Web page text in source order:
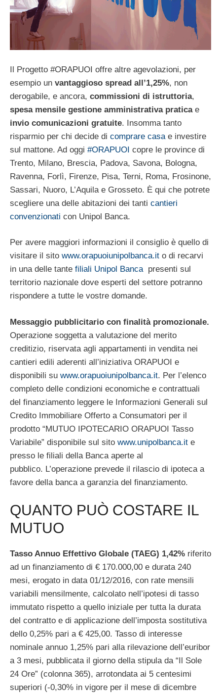
Il Progetto #ORAPUOI offre altre agevolazioni, per
esempio un vantaggioso spread all’1,25%, non
derogabile, e ancora, commissioni di istruttoria,
spesa mensile gestione amministrativa praticae
invio comunicazioni gratuite. Insomma tanto
risparmio per chi decide di comprare casa e investire
sul mattone. Ad oggi #ORAPUOI copre le province di
Trento, Milano, Brescia, Padova, Savona, Bologna,
Ravenna, Forlì, Firenze, Pisa, Terni, Roma, Frosinone,
Sassari, Nuoro, L’Aquila e Grosseto. È qui che potrete
scegliere una delle abitazioni dei tanti cantieri
convenzionati con Unipol Banca.
Per avere maggiori informazioni il consiglio è quello di
visitare il sito www.orapuoiunipolbanca.it o di recarvi
in una delle tante filiali Unipol Banca presenti sul
territorio nazionale dove esperti del settore potranno
rispondere a tutte le vostre domande.
Messaggio pubblicitario con finalità promozionale.
Operazione soggetta a valutazione del merito
creditizio, riservata agli appartamenti in vendita nei
cantieri edili aderenti all’iniziativa ORAPUOI e
disponibili su www.orapuoiunipolbanca.it. Per l’elenco
completo delle condizioni economiche e contrattuali
del finanziamento leggere le Informazioni Generali sul
Credito Immobiliare Offerto a Consumatori per il
prodotto “MUTUO IPOTECARIO ORAPUOI Tasso
Variabile” disponibile sul sito www.unipolbanca.it e
presso le filiali della Banca aperte al
pubblico. L’operazione prevede il rilascio di ipoteca a
favore della banca a garanzia del finanziamento.
QUANTO PUÒ COSTARE IL
MUTUO
Tasso Annuo Effettivo Globale (TAEG) 1,42% riferito
ad un finanziamento di € 170.000,00 e durata 240
mesi, erogato in data 01/12/2016, con rate mensili
variabili mensilmente, calcolato nell’ipotesi di tasso
immutato rispetto a quello iniziale per tutta la durata
del contratto e di applicazione dell’imposta sostitutiva
dello 0,25% pari a € 425,00. Tasso di interesse
nominale annuo 1,25% pari alla rilevazione dell’euribor
a 3 mesi, pubblicata il giorno della stipula da “Il Sole
24 Ore” (colonna 365), arrotondata ai 5 centesimi
superiori (-0,30% in vigore per il mese di dicembre